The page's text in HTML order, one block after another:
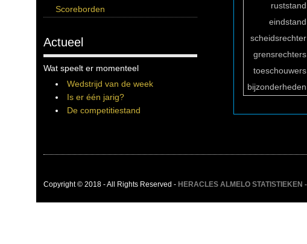
Scoreborden
Actueel
Wat speelt er momenteel
Wedstrijd van de week
Is er één jarig?
De competitiestand
ruststand
eindstand
scheidsrechter
grensrechters
toeschouwers
bijzonderheden
Copyright © 2018 - All Rights Reserved - HERACLES ALMELO